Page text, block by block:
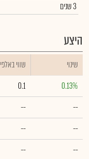
3 שנים
היצע
שינוי ₪ שווי באלפי
0.13%
0.1
--
--
--
--
--
--